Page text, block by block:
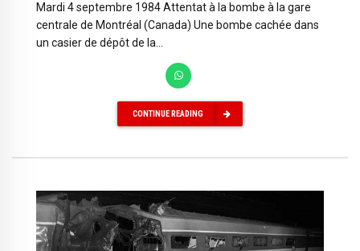
Mardi 4 septembre 1984 Attentat à la bombe à la gare
centrale de Montréal (Canada) Une bombe cachée dans
un casier de dépôt de la...
CONTINUE READING